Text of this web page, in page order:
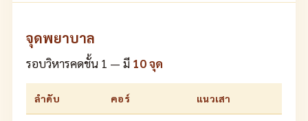
จุดพยาบาล
รอบวิหารคดชั้น 1 — มี 10 จุด
ลำดับ คอร์ แนวเสา